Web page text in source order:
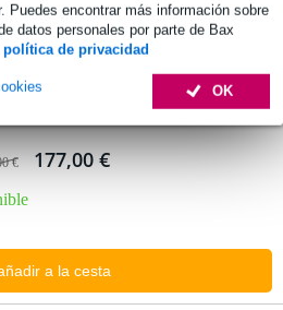
Puedes encontrar más información sobre
datos personales por parte de Bax
política de privacidad
OK
19 valoraciónes
Ayra ERO 075 Cabeza móvil LED
€ 177,00 €
a la cesta